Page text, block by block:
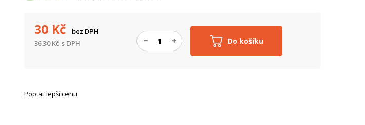
Do košíku
30 Kč
bez DPH
36.30Kč s DPH
Poptat lepší cenu